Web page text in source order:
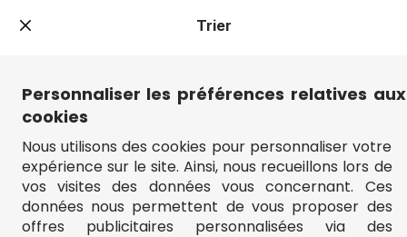
Prix
Nombre de pièces
Âge
Trier
Le moins cher
Le plus cher
Nouveautés
Top des ventes
Nombre de pièces
Personnaliser les préférences relatives aux
cookies
Nous utilisons des cookies pour personnaliser votre
expérience sur le site. Ainsi, nous recueillons lors de
vos visites des données vous concernant. Ces
données nous permettent de vous proposer des
offres publicitaires personnalisées via des